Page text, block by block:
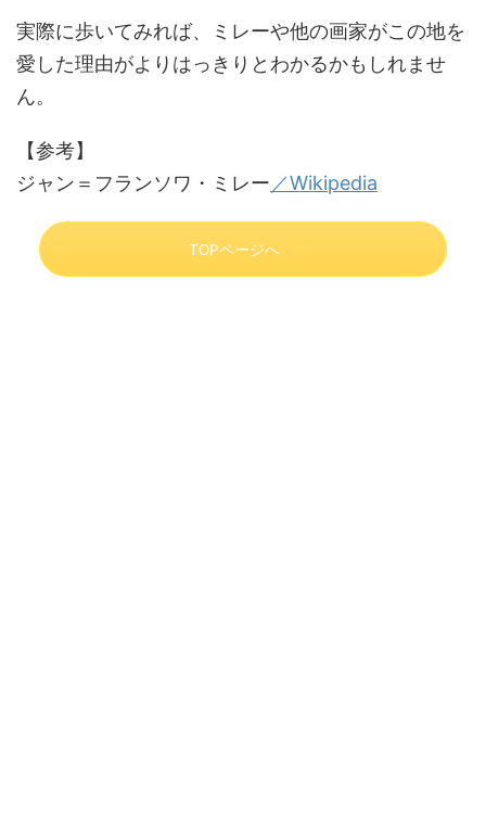
実際に歩いてみれば、ミレーや他の画家がこの地を
愛した理由がよりはっきりとわかるかもしれませ
ん。
【参考】
ジャン＝フランソワ・ミレー ／Wikipedia
TOPページへ